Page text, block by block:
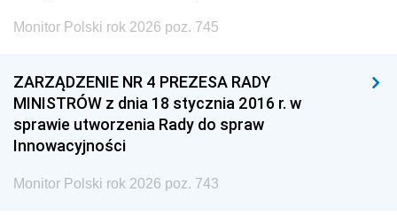
Monitor Polski rok 2026 poz. 745
ZARZĄDZENIE NR 4 PREZESA RADY
MINISTRÓW z dnia 18 stycznia 2016 r. w
sprawie utworzenia Rady do spraw
Innowacyjności
Monitor Polski rok 2026 poz. 743